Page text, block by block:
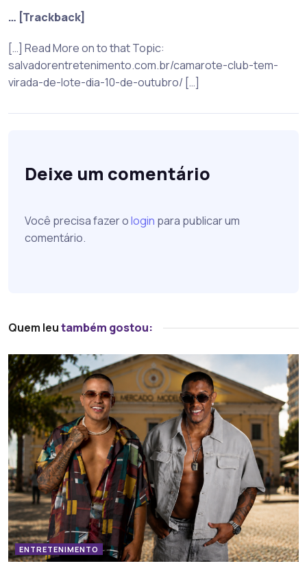
… [Trackback]
[…] Read More on to that Topic:
salvadorentretenimento.com.br/camarote-club-tem-
virada-de-lote-dia-10-de-outubro/ […]
Deixe um comentário
Você precisa fazer ologin para publicar um
comentário.
Quem leutambém gostou:
ENTRETENIMENTO